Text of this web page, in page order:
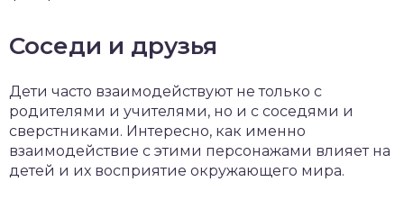
Соседи и друзья
Дети часто взаимодействуют не только с
родителями и учителями, но и с соседями и
сверстниками. Интересно, как именно
взаимодействие с этими персонажами влияет на
детей и их восприятие окружающего мира.